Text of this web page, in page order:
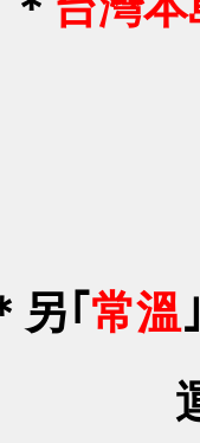
另｢ 常溫